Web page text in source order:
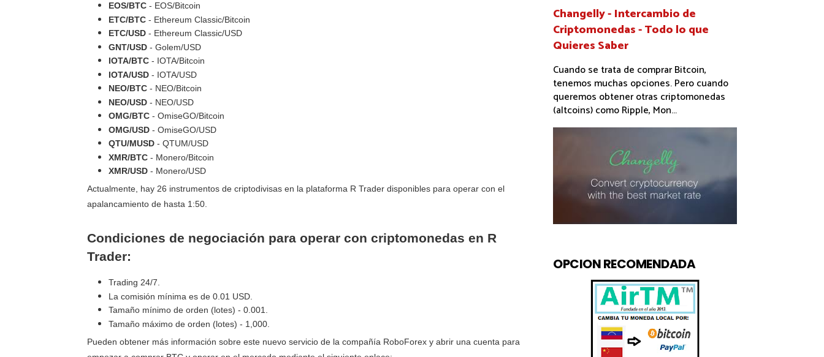
EOS/BTC - EOS/Bitcoin
ETC/BTC - Ethereum Classic/Bitcoin
ETC/USD - Ethereum Classic/USD
GNT/USD - Golem/USD
IOTA/BTC - IOTA/Bitcoin
IOTA/USD - IOTA/USD
NEO/BTC - NEO/Bitcoin
NEO/USD - NEO/USD
OMG/BTC - OmiseGO/Bitcoin
OMG/USD - OmiseGO/USD
QTU/MUSD - QTUM/USD
XMR/BTC - Monero/Bitcoin
XMR/USD - Monero/USD
Actualmente, hay 26 instrumentos de criptodivisas en la plataforma R Trader disponibles para operar con el
apalancamiento de hasta 1:50.
Condiciones de negociación para operar con criptomonedas en R
Trader:
Trading 24/7.
La comisión mínima es de 0.01 USD.
Tamaño mínimo de orden (lotes) - 0.001.
Tamaño máximo de orden (lotes) - 1,000.
Pueden obtener más información sobre este nuevo servicio de la compañía RoboForex y abrir una cuenta para
Changelly - Intercambio de
Criptomonedas - Todo lo que
Quieres Saber
Cuando se trata de comprar Bitcoin,
tenemos muchas opciones. Pero cuando
queremos obtener otras criptomonedas
(altcoins) como Ripple, Mon...
OPCION RECOMENDADA